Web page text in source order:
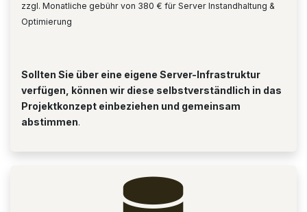
zzgl. Monatliche gebühr von 380 € für Server Instandhaltung &
Optimierung
Sollten Sie über eine eigene Server-Infrastruktur
verfügen, können wir diese selbstverständlich in das
Projektkonzept einbeziehen und gemeinsam
abstimmen.